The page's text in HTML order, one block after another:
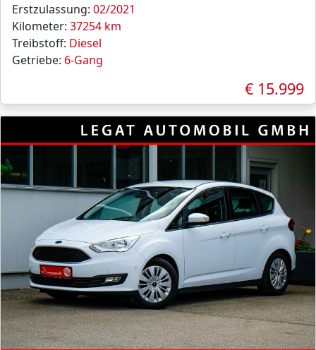
Erstzulassung: 02/2021
Kilometer: 37254 km
Treibstoff: Diesel
Getriebe: 6-Gang
€ 15.999